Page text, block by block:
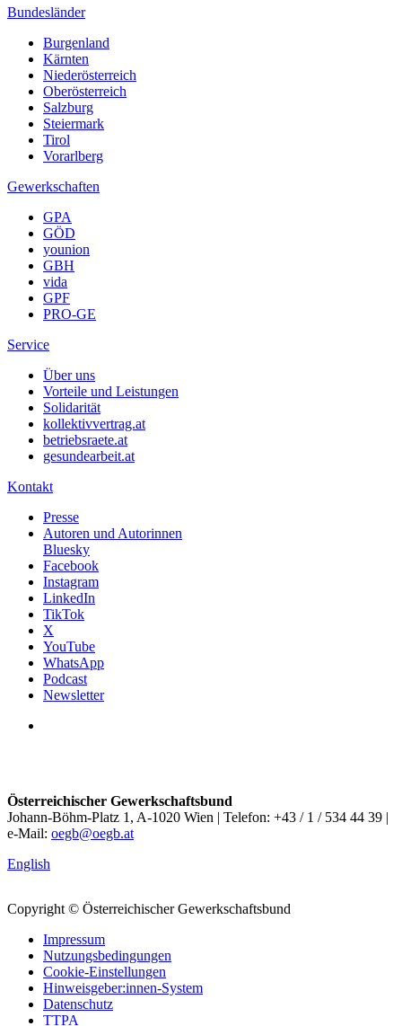
Bundesländer
Burgenland
Kärnten
Niederösterreich
Oberösterreich
Salzburg
Steiermark
Tirol
Vorarlberg
Gewerkschaften
GPA
GÖD
younion
GBH
vida
GPF
PRO-GE
Service
Über uns
Vorteile und Leistungen
Solidarität
kollektivvertrag.at
betriebsraete.at
gesundearbeit.at
Kontakt
Presse
Autoren und Autorinnen
Bluesky
Facebook
Instagram
LinkedIn
TikTok
X
YouTube
WhatsApp
Podcast
Newsletter
Österreichischer Gewerkschaftsbund
Johann-Böhm-Platz 1, A-1020 Wien | Telefon: +43 / 1 / 534 44 39 |
e-Mail: oegb@oegb.at
English
Copyright © Österreichischer Gewerkschaftsbund
Impressum
Nutzungsbedingungen
Cookie-Einstellungen
Hinweisgeber:innen-System
Datenschutz
TTPA